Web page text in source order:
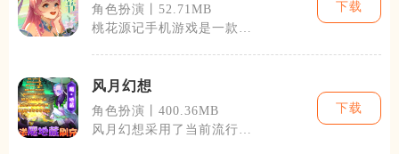
角色扮演丨52.71MB
桃花源记手机游戏是一款结
下载
风月幻想
角色扮演丨400.36MB
风月幻想采用了当前流行的
下载